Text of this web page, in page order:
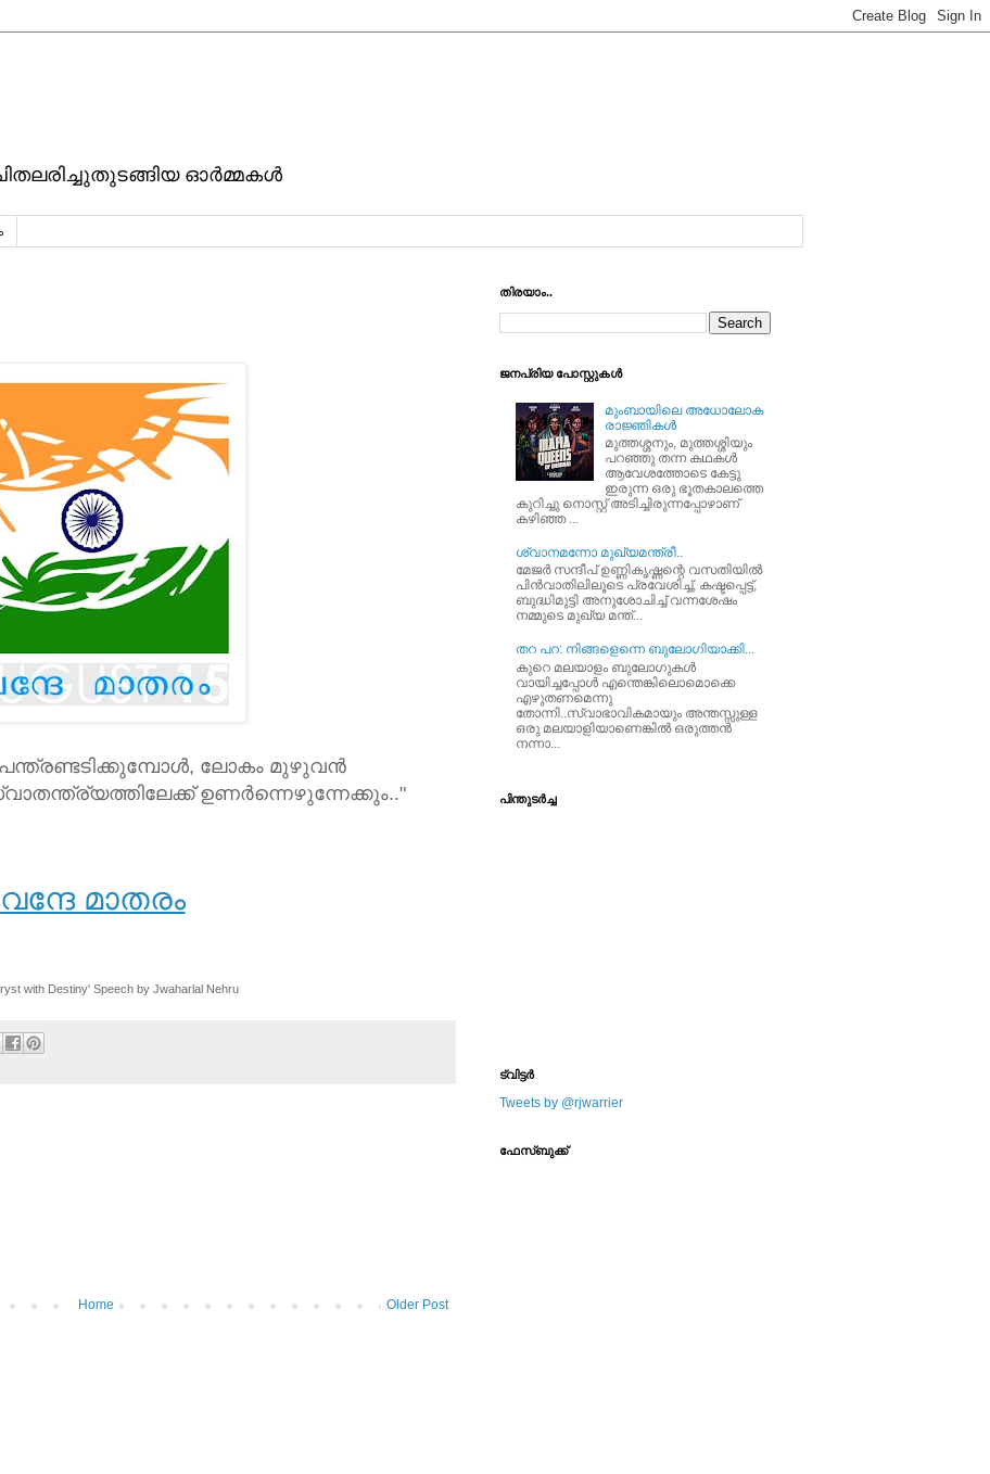
ഓര്‍മ്മകള്‍
ലോകം മുഴുവന്‍
ഉണര്‍ന്നെഴുന്നേക്കും.."
വന്ദേ മാതരം
with Destiny' Speech by Jwaharlal Nehru
Older Post
Home
തിരയാം..
ജനപ്രിയ പോസ്റ്റുകള്‍
മുംബായിലെ അധോലോക
രാജ്ഞികള്‍
മുത്തശ്ശനും, മുത്തശ്ശിയും
പറഞ്ഞു തന്ന കഥകള്‍
ആവേശത്തോടെ കേട്ടു
ഇരുന്ന ഒരു ഭൂതകാലത്തെ
കുറിച്ചു നൊസ്റ്റ് അടിച്ചിരുന്നപ്പോഴാണ്
കഴിഞ്ഞ ...
ശ്വാനമന്നോ മുഖ്യമന്ത്രീ..
മേജര്‍ സന്ദീപ്‌ ഉണ്ണികൃഷ്ണന്റെ വസതിയില്‍
പിന്‍വാതിലിലൂടെ പ്രവേശിച്ച്‌, കഷ്ടപ്പെട്ട്‌,
ബുദ്ധിമുട്ടി അനുശോചിച്ച്‌ വന്നശേഷം
നമ്മുടെ മുഖ്യ മന്ത്...
തറ പറ: നിങ്ങളെന്നെ ബുലോഗിയാക്കി...
കുറെ മലയാളം ബുലോഗുകള്‍
വായിച്ചപ്പോള്‍ എന്തെങ്കിലൊമൊക്കെ
എഴുതണമെന്നു
തോന്നി..സ്വാഭാവികമായും അന്തസ്സുള്ള
ഒരു മലയാളിയാണെങ്കില്‍ ഒരുത്തന്‍
നന്നാ...
പിന്തുടര്‍ച്ച
ട്വിട്ടര്‍
Tweets by @rjwarrier
ഫേസ്ബുക്ക്